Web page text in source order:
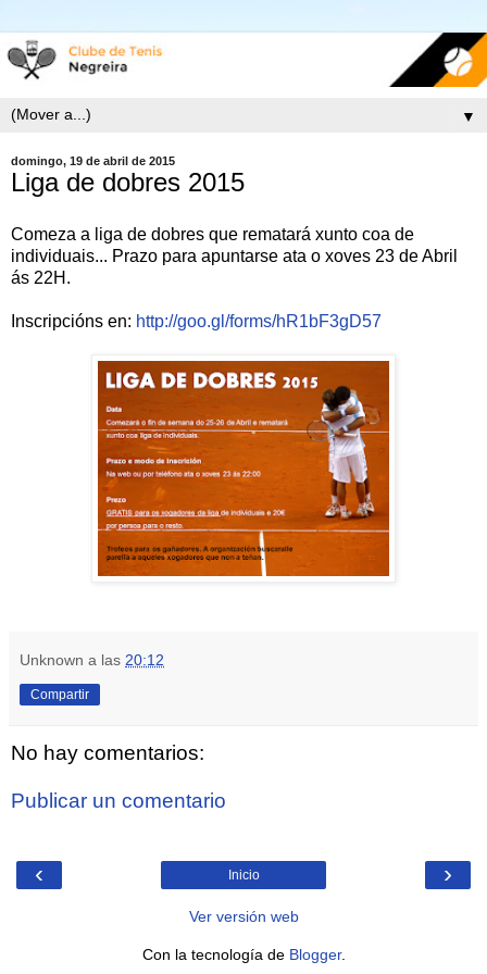
▼
domingo, 19 de abril de 2015
Liga de dobres 2015
Comeza a liga de dobres que rematará xunto coa de
individuais... Prazo para apuntarse ata o xoves 23 de Abril
ás 22H.
Inscripcións en: http://goo.gl/forms/hR1bF3gD57
Unknown a las 20:12
Compartir
No hay comentarios:
Publicar un comentario
‹ ›
Inicio
Ver versión web
Con la tecnología de Blogger.